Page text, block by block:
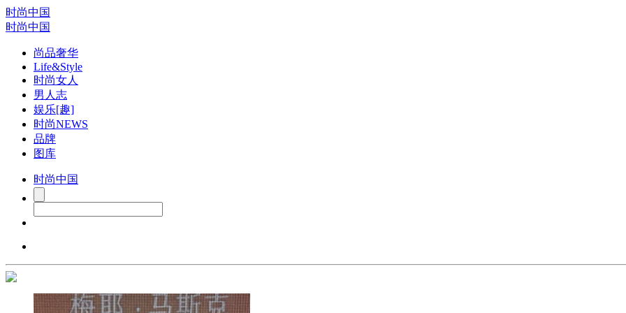
时尚中国
时尚中国
尚品奢华
Life&Style
时尚女人
男人志
娱乐[趣]
时尚NEWS
品牌
图库
时尚中国